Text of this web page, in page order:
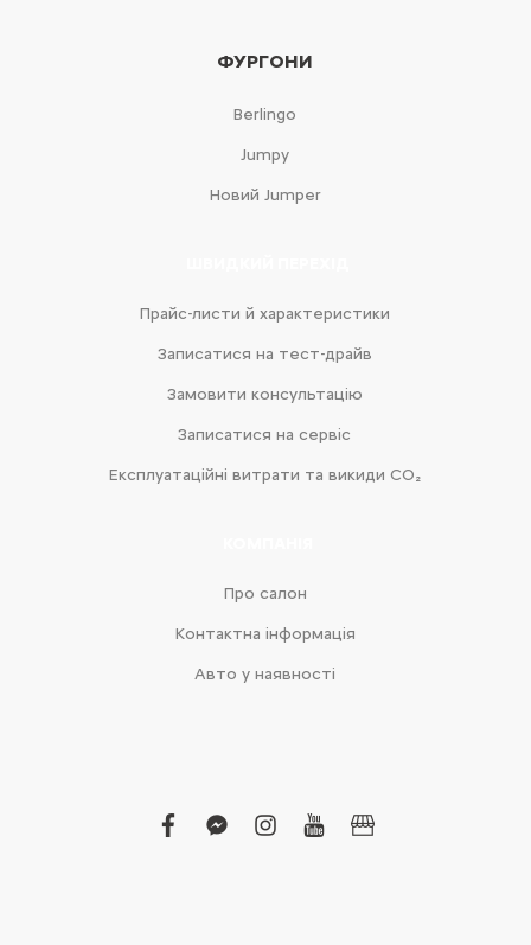
ФУРГОНИ
Berlingo
Jumpy
Новий Jumper
Прайс-листи й характеристики
Записатися на тест-драйв
Замовити консультацію
Записатися на сервіс
Експлуатаційні витрати та викиди CO₂
Про салон
Контактна інформація
Авто у наявності
facebook
facebook-
instagram
youtubebusiness